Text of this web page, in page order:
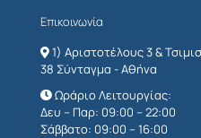
Επικοινωνία
1) Αριστοτέλους 3 &
38 Σύνταγμα - Αθήνα
Ωράριο Λειτουργίας:
Δευ – Παρ: 09:00 – 22:00
Σάββατο: 09:00 – 16:00